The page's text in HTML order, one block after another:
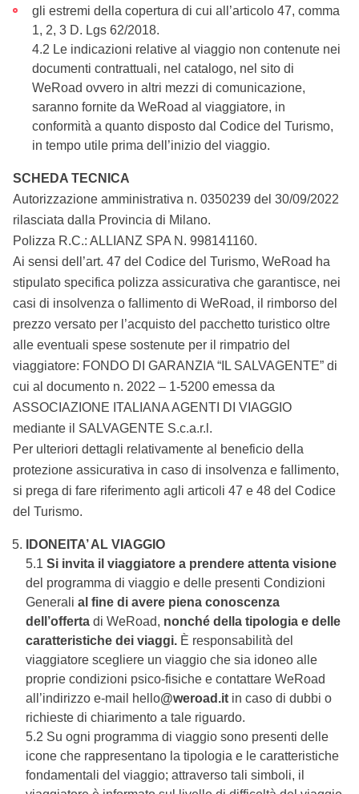
gli estremi della copertura di cui all’articolo 47, comma
1, 2, 3 D. Lgs 62/2018.
4.2 Le indicazioni relative al viaggio non contenute nei
documenti contrattuali, nel catalogo, nel sito di
WeRoad ovvero in altri mezzi di comunicazione,
saranno fornite da WeRoad al viaggiatore, in
conformità a quanto disposto dal Codice del Turismo,
in tempo utile prima dell’inizio del viaggio.
SCHEDA TECNICA
Autorizzazione amministrativa n. 0350239 del 30/09/2022
rilasciata dalla Provincia di Milano.
Polizza R.C.: ALLIANZ SPA N. 998141160.
Ai sensi dell’art. 47 del Codice del Turismo, WeRoad ha
stipulato specifica polizza assicurativa che garantisce, nei
casi di insolvenza o fallimento di WeRoad, il rimborso del
prezzo versato per l’acquisto del pacchetto turistico oltre
alle eventuali spese sostenute per il rimpatrio del
viaggiatore: FONDO DI GARANZIA “IL SALVAGENTE” di
cui al documento n. 2022 – 1-5200 emessa da
ASSOCIAZIONE ITALIANA AGENTI DI VIAGGIO
mediante il SALVAGENTE S.c.a.r.l.
Per ulteriori dettagli relativamente al beneficio della
protezione assicurativa in caso di insolvenza e fallimento,
si prega di fare riferimento agli articoli 47 e 48 del Codice
del Turismo.
IDONEITA’ AL VIAGGIO
5.1 Si invita il viaggiatore a prendere attenta visione
del programma di viaggio e delle presenti Condizioni
Generali al fine di avere piena conoscenza
dell’offerta di WeRoad, nonché della tipologia e delle
caratteristiche dei viaggi. È responsabilità del
viaggiatore scegliere un viaggio che sia idoneo alle
proprie condizioni psico-fisiche e contattare WeRoad
all’indirizzo e-mail hello@weroad.it in caso di dubbi o
richieste di chiarimento a tale riguardo.
5.2 Su ogni programma di viaggio sono presenti delle
icone che rappresentano la tipologia e le caratteristiche
fondamentali del viaggio; attraverso tali simboli, il